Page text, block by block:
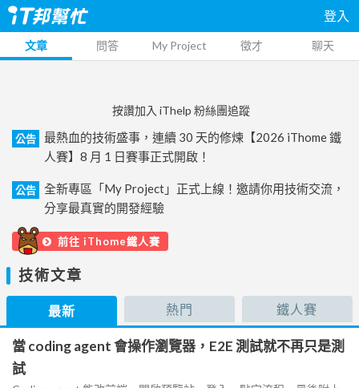
登入
文章 問答 My Project 徵才 聊天
按讚加入 iThelp 粉絲團追蹤
公告
最熱血的技術盛事，連續 30 天的修煉【2026 iThome 鐵
人賽】8 月 1 日賽事正式開啟！
公告
全新專區「My Project」正式上線！邀請你用技術交流，
分享最真實的開發經驗
前往 iThome鐵人賽
技術文章
最新 熱門 鐵人賽
當 coding agent 會操作瀏覽器，E2E 測試就不再只是測
試